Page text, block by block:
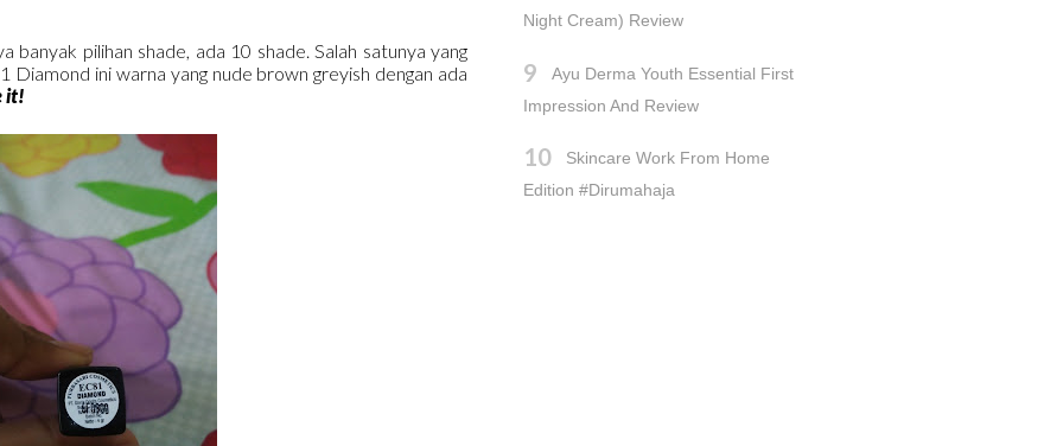
pilihan shade, ada 10 shade. Salah satunya yang
Diamond ini warna yang nude brown greyish dengan ada
it!
Night Cream) Review
Ayu Derma Youth Essential First
Impression And Review
Skincare Work From Home
Edition #dirumahaja